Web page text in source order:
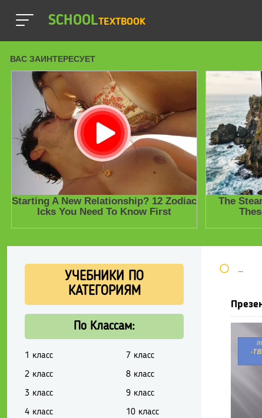
SCHOOLTEXTBOOK
УЧЕБНИКИ ПО
КАТЕГОРИЯМ
По Классам:
1 класс
2 класс
3 класс
4 класс
7 класс
8 класс
9 класс
10 класс